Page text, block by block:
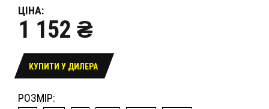
ЦІНА:
1 152 ₴
КУПИТИ У ДИЛЕРА
РОЗМІР: